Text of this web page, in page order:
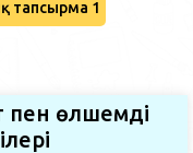
тапсырма 1
пен өлшемді